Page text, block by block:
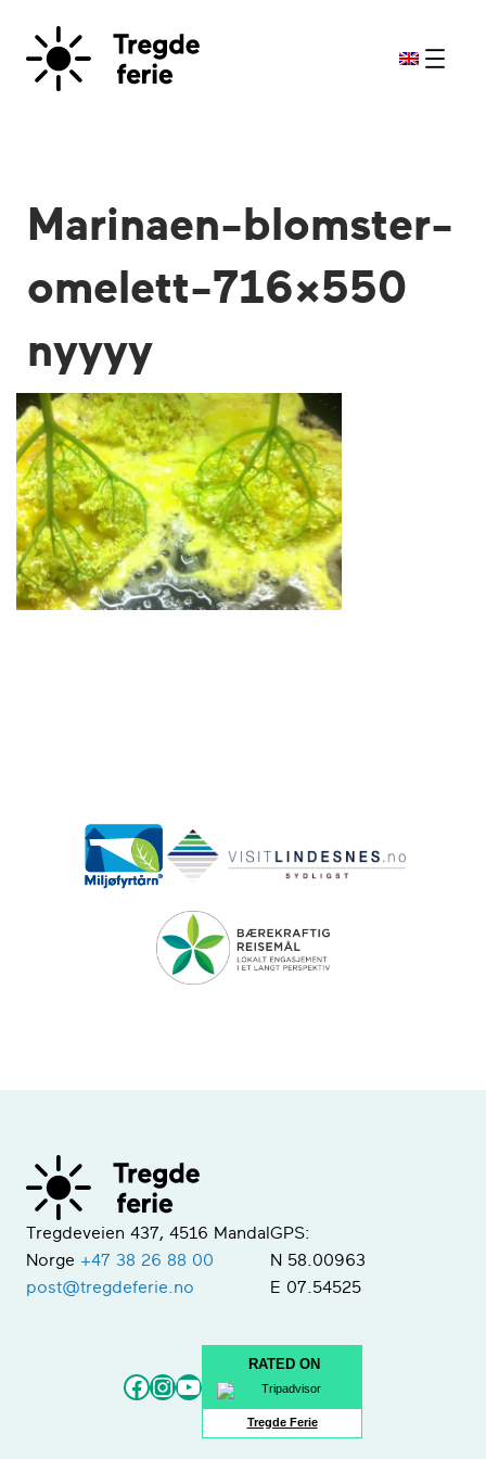
Marinaen-blomster-
omelett-716×550
nyyyy
Tregdeveien 437, 4516 Mandal
Norge +47 38 26 88 00
post@tregdeferie.no
GPS:
N 58.00963
E 07.54525
Facebook
Instagram
YouTube
RATED ON
Tregde Ferie